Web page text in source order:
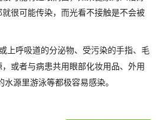
很可能传染，而光看不接触是不会被
上呼吸道的分泌物、受污染的手指、毛
或者与病患共用眼部化妆用品、外用
源里游泳等都极容易感染。